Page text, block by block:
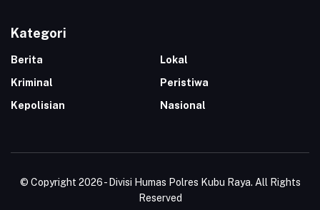
Kategori
Berita
Lokal
Kriminal
Peristiwa
Kepolisian
Nasional
© Copyright 2026 - Divisi Humas Polres Kubu Raya. All Rights
Reserved